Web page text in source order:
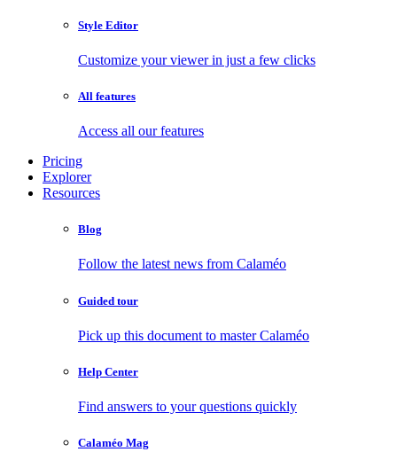
Style Editor
Customize your viewer in just a few clicks
All features
Access all our features
Pricing
Explorer
Resources
Blog
Follow the latest news from Calaméo
Guided tour
Pick up this document to master Calaméo
Help Center
Find answers to your questions quickly
Calaméo Mag